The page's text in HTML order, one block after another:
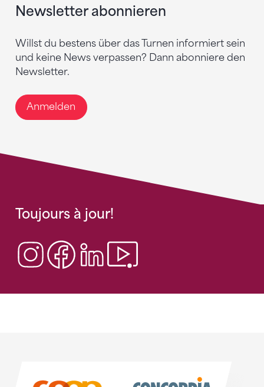
Newsletter abonnieren
Willst du bestens über das Turnen informiert sein
und keine News verpassen? Dann abonniere den
Newsletter.
Anmelden
Toujours à jour!